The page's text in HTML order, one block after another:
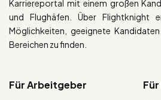
Karriereportal mit einem großen
und Flughäfen. Über Flightknight
Möglichkeiten, geeignete
Bereichen zu finden.
Für Arbeitgeber